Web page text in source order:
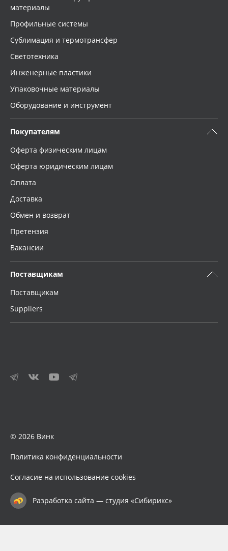
материалы
Профильные системы
Сублимация и термотрансфер
Светотехника
Инженерные пластики
Упаковочные материалы
Оборудование и инструмент
Покупателям
Оферта физическим лицам
Оферта юридическим лицам
Оплата
Доставка
Обмен и возврат
Претензия
Вакансии
Поставщикам
Поставщикам
Suppliers
© 2026 Винк
Политика конфиденциальности
Согласие на использование cookies
Разработка сайта — студия «Сибирикс»